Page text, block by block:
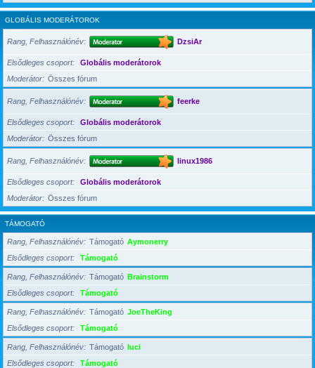
GLOBÁLIS MODERÁTOROK
Rang, Felhasználónév DzsiAr
Elsődleges csoport
Globális moderátorok
Moderátor
Összes fórum
Rang, Felhasználónév feerke
Elsődleges csoport
Globális moderátorok
Moderátor
Összes fórum
Rang, Felhasználónév linux1986
Elsődleges csoport
Globális moderátorok
Moderátor
Összes fórum
TÁMOGATÓ
Rang, Felhasználónév Támogató Aymonerry
Elsődleges csoport
Támogató
Rang, Felhasználónév Támogató Brainstorm
Elsődleges csoport
Támogató
Rang, Felhasználónév Támogató JoeTheKing
Elsődleges csoport
Támogató
Rang, Felhasználónév Támogató luci
Elsődleges csoport
Támogató